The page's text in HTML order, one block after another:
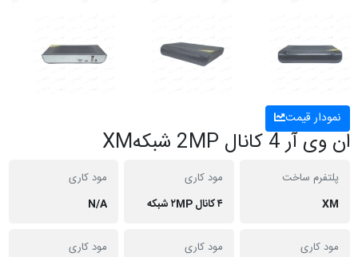
نمودار قیمت
ان وی آر‌ 4 کانال 2MP شبکهXM
پلتفرم ساخت
XM
مود کاری
۴ کانال ۲MP شبکه
مود کاری
N/A
مود کاری
مود کاری
مود کاری